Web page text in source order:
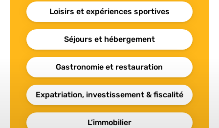
Loisirs et expériences sportives
Séjours et hébergement
Gastronomie et restauration
Expatriation, investissement & fiscalité
L’immobilier